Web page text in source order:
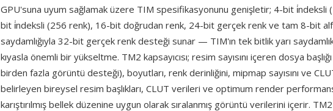
GPU'suna uyum sağlamak üzere TIM spesifikasyonunu genişletir; 4-bit i̇ndeksli
bit i̇ndeksli (256 renk), 16-bit doğrudan renk, 24-bit gerçek renk ve tam 8-bit
saydamlığıyla 32-bit gerçek renk desteği sunar — TIM'ın tek bitlik yarı
kıyasla önemli bir yükseltme. TM2 kapsayıcısı; resim sayısını içeren dosya
birden fazla görüntü desteği), boyutları, renk derinliğini, mipmap sayısını ve
belirleyen bireysel resim başlıkları, CLUT verileri ve optimum render
karıştırılmış bellek düzenine uygun olarak sıralanmış görüntü verilerini içerir.